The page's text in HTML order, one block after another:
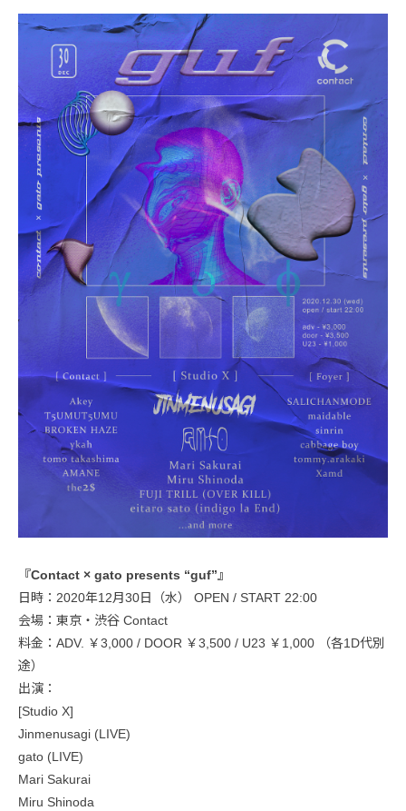
『Contact × gato presents “guf”』
日時：2020年12月30日（水） OPEN / START 22:00
会場：東京・渋谷 Contact
料金：ADV. ￥3,000 / DOOR ￥3,500 / U23 ￥1,000 （各1D代別
途）
出演：
[Studio X]
Jinmenusagi (LIVE)
gato (LIVE)
Mari Sakurai
Miru Shinoda